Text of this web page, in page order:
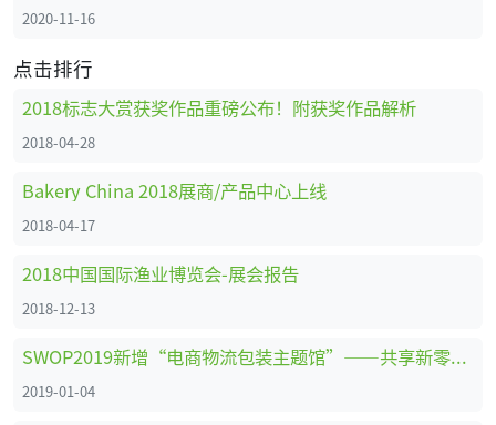
2020-11-16
点击排行
2018标志大赏获奖作品重磅公布！附获奖作品解析
2018-04-28
Bakery China 2018展商/产品中心上线
2018-04-17
2018中国国际渔业博览会-展会报告
2018-12-13
SWOP2019新增“电商物流包装主题馆”——共享新零售时代商机
2019-01-04